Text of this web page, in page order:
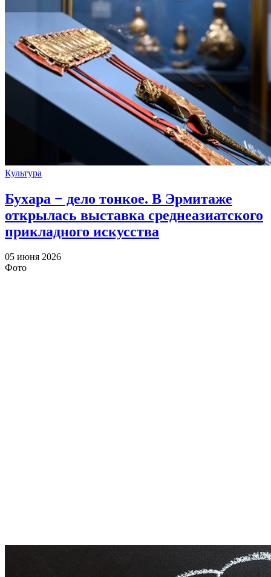
Культура
Бухара − дело тонкое. В Эрмитаже
открылась выставка среднеазиатского
прикладного искусства
05 июня 2026
Фото